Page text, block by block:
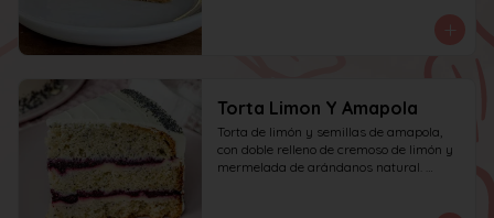
Torta Limon Y Amapola
Torta de limón y semillas de amapola,
con doble relleno de cremoso de limón y
mermelada de arándanos natural.